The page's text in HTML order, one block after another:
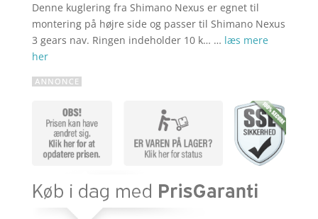
Denne kuglering fra Shimano Nexus er egnet til
montering på højre side og passer til Shimano Nexus
3 gears nav. Ringen indeholder 10 k… … læs mere
her